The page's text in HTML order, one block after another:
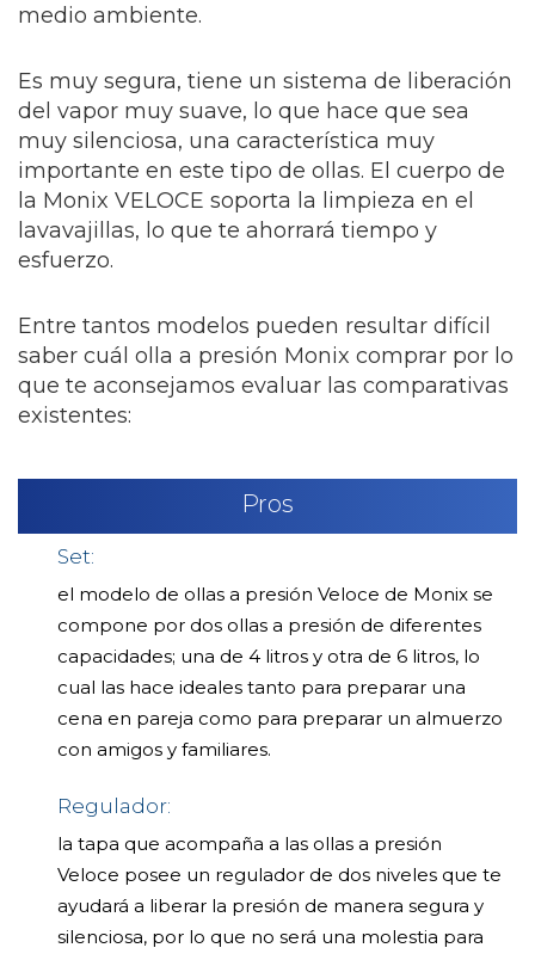
medio ambiente.
Es muy segura, tiene un sistema de liberación
del vapor muy suave, lo que hace que sea
muy silenciosa, una característica muy
importante en este tipo de ollas. El cuerpo de
la Monix VELOCE soporta la limpieza en el
lavavajillas, lo que te ahorrará tiempo y
esfuerzo.
Entre tantos modelos pueden resultar difícil
saber cuál olla a presión Monix comprar por lo
que te aconsejamos evaluar las comparativas
existentes:
Pros
Set:
el modelo de ollas a presión Veloce de Monix se
compone por dos ollas a presión de diferentes
capacidades; una de 4 litros y otra de 6 litros, lo
cual las hace ideales tanto para preparar una
cena en pareja como para preparar un almuerzo
con amigos y familiares.
Regulador:
la tapa que acompaña a las ollas a presión
Veloce posee un regulador de dos niveles que te
ayudará a liberar la presión de manera segura y
silenciosa, por lo que no será una molestia para